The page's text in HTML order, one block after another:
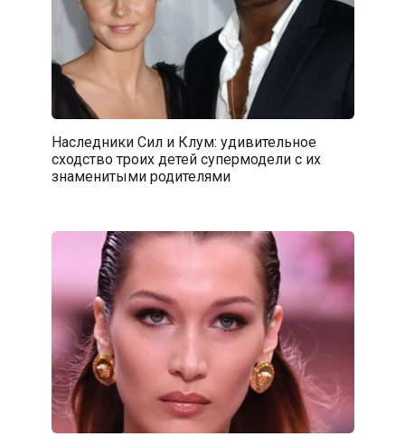
Наследники Сил и Клум: удивительное
сходство троих детей супермодели с их
знаменитыми родителями